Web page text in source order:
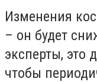
Изменения
– он будет
эксперты, это
чтобы